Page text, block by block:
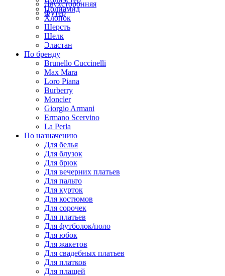
Двухсторонняя
Футер
Полиамид
Хлопок
Шерсть
Шелк
Эластан
По бренду
Brunello Cuccinelli
Max Mara
Loro Piana
Burberry
Moncler
Giorgio Armani
Ermano Scervino
La Perla
По назначению
Для белья
Для блузок
Для брюк
Для вечерних платьев
Для пальто
Для курток
Для костюмов
Для сорочек
Для платьев
Для футболок/поло
Для юбок
Для жакетов
Для свадебных платьев
Для платков
Для плащей